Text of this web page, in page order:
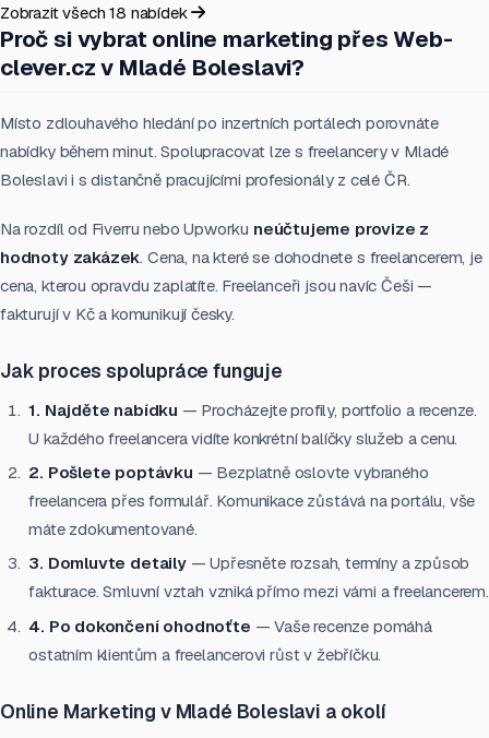
Zobrazit všech 18 nabídek
Proč si vybrat online marketing přes Web-
clever.cz v Mladé Boleslavi?
Místo zdlouhavého hledání po inzertních portálech porovnáte
nabídky během minut. Spolupracovat lze s freelancery v Mladé
Boleslavi i s distančně pracujícími profesionály z celé ČR.
Na rozdíl od Fiverru nebo Upworku neúčtujeme provize z
hodnoty zakázek. Cena, na které se dohodnete s freelancerem, je
cena, kterou opravdu zaplatíte. Freelanceři jsou navíc Češi —
fakturují v Kč a komunikují česky.
Jak proces spolupráce funguje
1. Najděte nabídku — Procházejte profily, portfolio a recenze.
U každého freelancera vidíte konkrétní balíčky služeb a cenu.
2. Pošlete poptávku — Bezplatně oslovte vybraného
freelancera přes formulář. Komunikace zůstává na portálu, vše
máte zdokumentované.
3. Domluvte detaily— Upřesněte rozsah, termíny a způsob
fakturace. Smluvní vztah vzniká přímo mezi vámi a freelancerem.
4. Po dokončení ohodnoťte — Vaše recenze pomáhá
ostatním klientům a freelancerovi růst v žebříčku.
Online Marketing v Mladé Boleslavi a okolí